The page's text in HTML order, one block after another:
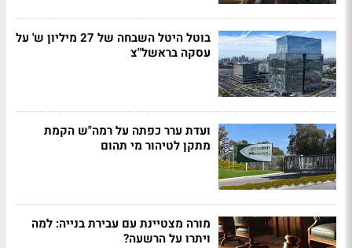
בוטל היטל השבחה של 27 מיליון ש' על
עסקה בראשל"צ
ועדת ערר כפתה על רמה"ש הקמת
מתקן לטיהור מי תהום
מורה מצטיינת עם עבירת בנייה: למה
ויתרו על הרשעה?